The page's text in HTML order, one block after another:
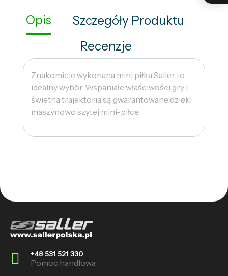
Opis
Szczegóły Produktu
Recenzje
Znakomicie wykonana mini piłka Saller to
idealny wybór. Wspaniałe właściwości gry i
świetna trajektoria są gwarantowane dzięki
maszynowo szytej mini-piłce.
+48 531 521 330
Pomoc handlowa